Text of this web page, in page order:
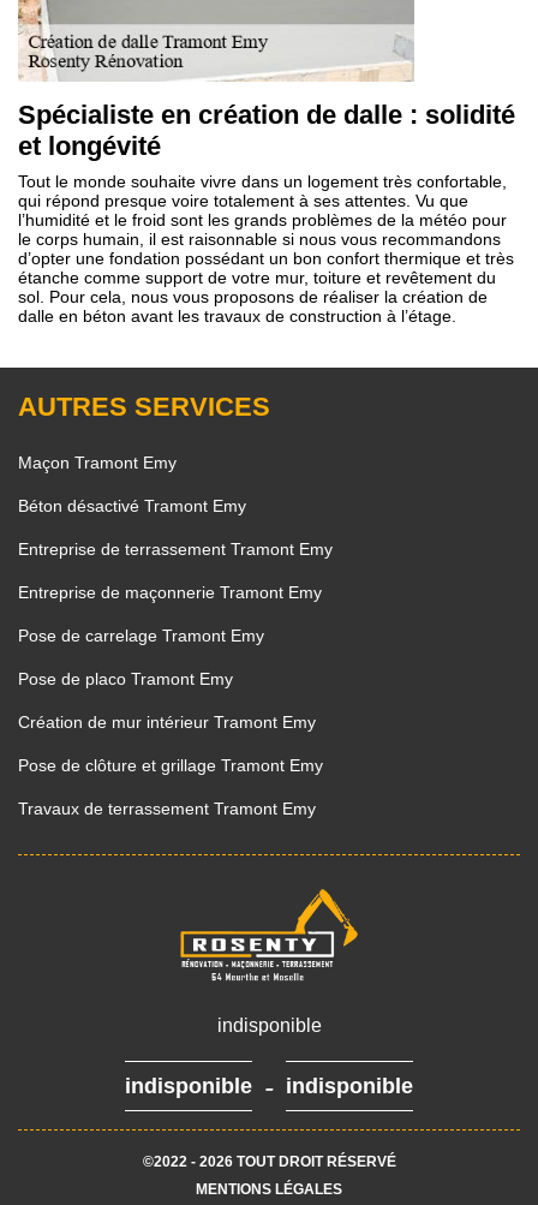
Spécialiste en création de dalle : solidité
et longévité
Tout le monde souhaite vivre dans un logement très confortable,
qui répond presque voire totalement à ses attentes. Vu que
l’humidité et le froid sont les grands problèmes de la météo pour
le corps humain, il est raisonnable si nous vous recommandons
d’opter une fondation possédant un bon confort thermique et très
étanche comme support de votre mur, toiture et revêtement du
sol. Pour cela, nous vous proposons de réaliser la création de
dalle en béton avant les travaux de construction à l’étage.
AUTRES SERVICES
Maçon Tramont Emy
Béton désactivé Tramont Emy
Entreprise de terrassement Tramont Emy
Entreprise de maçonnerie Tramont Emy
Pose de carrelage Tramont Emy
Pose de placo Tramont Emy
Création de mur intérieur Tramont Emy
Pose de clôture et grillage Tramont Emy
Travaux de terrassement Tramont Emy
indisponible
indisponible - indisponible
©2022 - 2026 TOUT DROIT RÉSERVÉ
MENTIONS LÉGALES